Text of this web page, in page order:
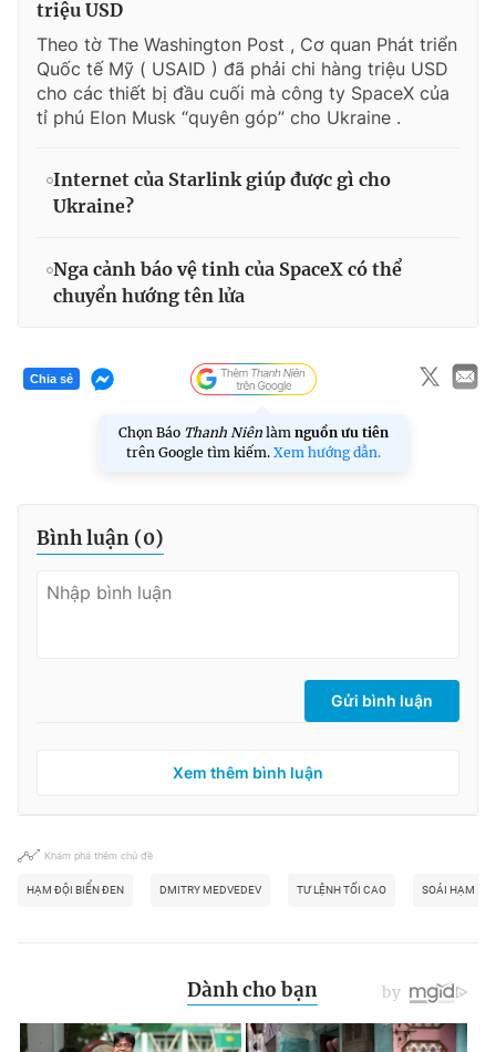
triệu USD
Theo tờ The Washington Post , Cơ quan Phát triển
Quốc tế Mỹ ( USAID ) đã phải chi hàng triệu USD
cho các thiết bị đầu cuối mà công ty SpaceX của
tỉ phú Elon Musk “quyên góp” cho Ukraine .
Internet của Starlink giúp được gì cho
Ukraine?
Nga cảnh báo vệ tinh của SpaceX có thể
chuyển hướng tên lửa
Chia sẻ
Chọn Báo Thanh Niên làm nguồn ưu tiên
trên Google tìm kiếm. Xem hướng dẫn.
Bình luận (0)
Gửi bình luận
Xem thêm bình luận
Khám phá thêm chủ đề
HẠM ĐỘI BIỂN ĐEN DMITRY MEDVEDEV TƯ LỆNH TỐI CAO SOÁI HẠM